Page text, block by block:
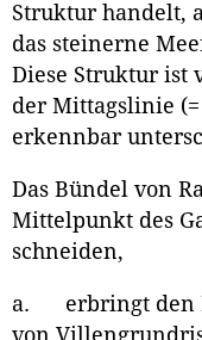
Struktur handelt,
das steinerne
Diese Struktur ist
der Mittagslinie (=
erkennbar
Das Bündel von
Mittelpunkt des
schneiden,
a. erbringt den
von